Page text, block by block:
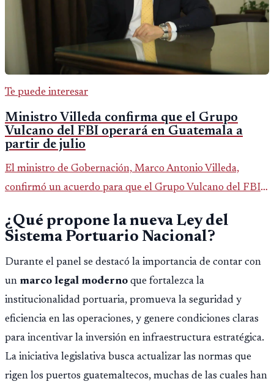
Te puede interesar
Ministro Villeda confirma que el Grupo
Vulcano del FBI operará en Guatemala a
partir de julio
El ministro de Gobernación, Marco Antonio Villeda,
confirmó un acuerdo para que el Grupo Vulcano del FBI
fallido con la administración anterior del Ministerio
Público.
¿Qué propone la nueva Ley del
Sistema Portuario Nacional?
Durante el panel se destacó la importancia de contar con
un marco legal moderno que fortalezca la
institucionalidad portuaria, promueva la seguridad y
eficiencia en las operaciones, y genere condiciones claras
para incentivar la inversión en infraestructura estratégica.
La iniciativa legislativa busca actualizar las normas que
rigen los puertos guatemaltecos, muchas de las cuales han